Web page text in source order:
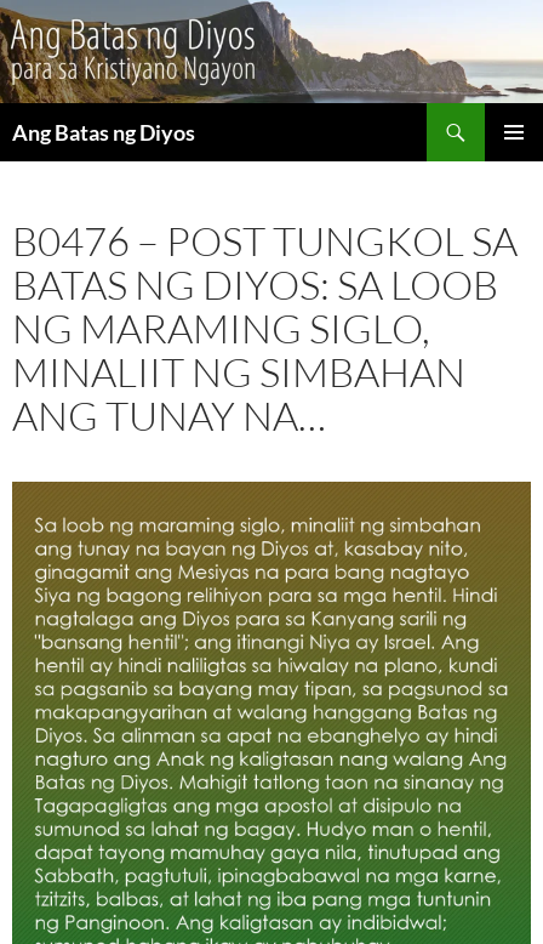
Ang Batas ng Diyos
B0476 – POST TUNGKOL SA
BATAS NG DIYOS: SA LOOB
NG MARAMING SIGLO,
MINALIIT NG SIMBAHAN
ANG TUNAY NA…